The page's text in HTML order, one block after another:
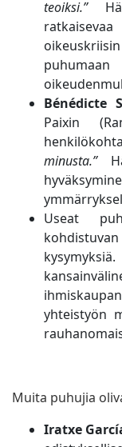
teoiksi.”
Bénédicte
Paixin
minusta.”
Useat
yhteistyön
Muita puhujia
Iratxe